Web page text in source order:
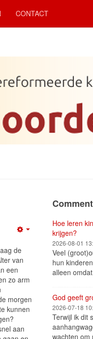
CONTACT
de
van
een
zo arm
morgen
kunnen
aan
Hoe leren
krijgen?
2026-08-01
Veel
hun
alleen
God geeft
2026-07-18
Terwijl ik dit
wachten om